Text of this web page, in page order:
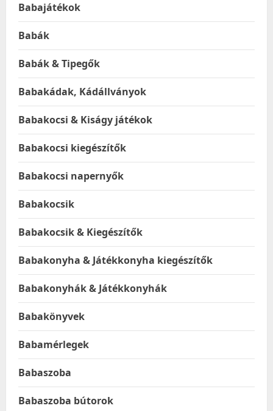
Babajátékok
Babák
Babák & Tipegők
Babakádak, Kádállványok
Babakocsi & Kiságy játékok
Babakocsi kiegészítők
Babakocsi napernyők
Babakocsik
Babakocsik & Kiegészítők
Babakonyha & Játékkonyha kiegészítők
Babakonyhák & Játékkonyhák
Babakönyvek
Babamérlegek
Babaszoba
Babaszoba bútorok